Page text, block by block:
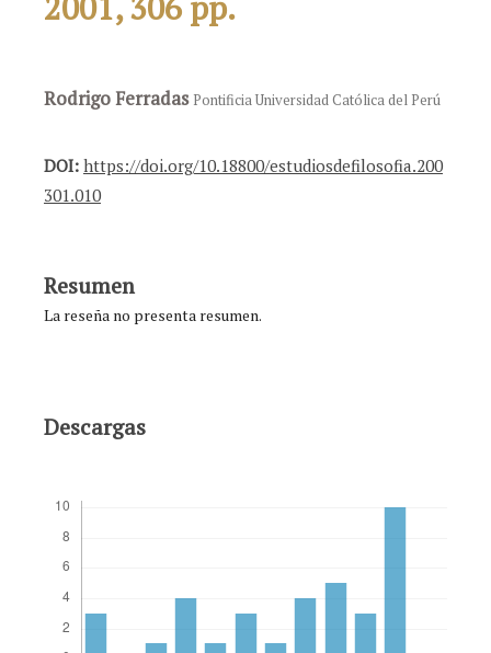
Rodrigo Ferradas Pontificia Universidad Católica del Perú
DOI: https://doi.org/10.18800/estudiosdefilosofia.200
301.010
Resumen
La reseña no presenta resumen.
Descargas